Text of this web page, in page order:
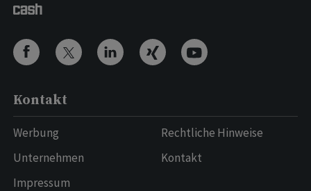
Kontakt
Werbung
Unternehmen
Impressum
Rechtliche Hinweise
Kontakt